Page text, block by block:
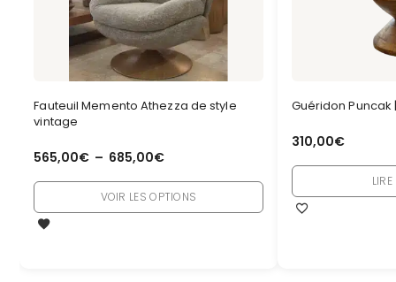
Fauteuil Memento Athezza de style
vintage
565,00€ – 685,00€
VOIR LES OPTIONS
Guéridon Puncak
310,00€